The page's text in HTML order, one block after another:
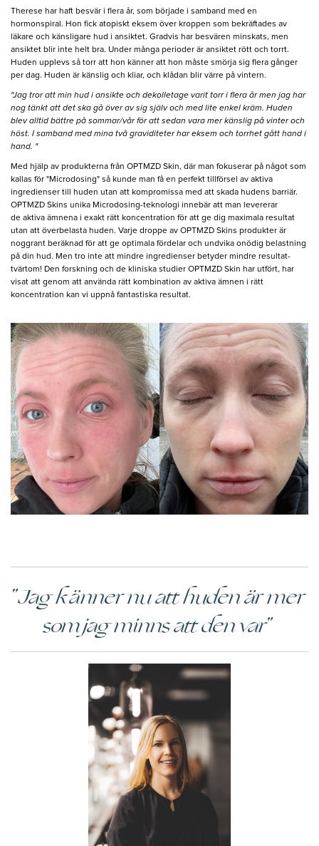
Therese har haft besvär i flera år, som började i samband med en
hormonspiral. Hon fick atopiskt eksem över kroppen som bekräftades av
läkare och känsligare hud i ansiktet. Gradvis har besvären minskats, men
ansiktet blir inte helt bra. Under många perioder är ansiktet rött och torrt.
Huden upplevs så torr att hon känner att hon måste smörja sig flera gånger
per dag. Huden är känslig och kliar, och klådan blir värre på vintern.
"Jag tror att min hud i ansikte och dekolletage varit torr i flera år men jag har
nog tänkt att det ska gå över av sig själv och med lite enkel kräm. Huden
blev alltid bättre på sommar/vår för att sedan vara mer känslig på vinter och
höst. I samband med mina två graviditeter har eksem och torrhet gått hand i
hand. "
Med hjälp av produkterna från OPTMZD Skin, där man fokuserar på något som
kallas för "Microdosing" så kunde man få en perfekt tillförsel av aktiva
ingredienser till huden utan att kompromissa med att skada hudens barriär.
OPTMZD Skins unika Microdosing-teknologi innebär att man levererar
de aktiva ämnena i exakt rätt koncentration för att ge dig maximala resultat
utan att överbelasta huden. Varje droppe av OPTMZD Skins produkter är
noggrant beräknad för att ge optimala fördelar och undvika onödig belastning
på din hud. Men tro inte att mindre ingredienser betyder mindre resultat-
tvärtom! Den forskning och de kliniska studier OPTMZD Skin har utfört, har
visat att genom att använda rätt kombination av aktiva ämnen i rätt
koncentration kan vi uppnå fantastiska resultat.
"Jag känner nu att huden är mer
som jag minns att den var"